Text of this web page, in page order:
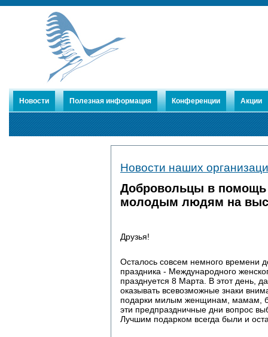
Новости Полезная информация Конференции Акции
Новости наших
Добровольцы в
молодым людям на
Друзья!
Осталось совсем немного времени
праздника - Международного
празднуется 8 Марта. В этот день,
оказывать всевозможные знаки
подарки милым женщинам, мамам,
эти предпраздничные дни вопрос
Лучшим подарком всегда были и